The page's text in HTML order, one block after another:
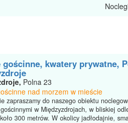
gościnne, kwatery prywatne,
Polna 23
nad morzem w mieście
zapraszamy do naszego obiektu
w Międzyzdrojach, w bliskiej
300 metrów. W okolicy jadłodajnie,